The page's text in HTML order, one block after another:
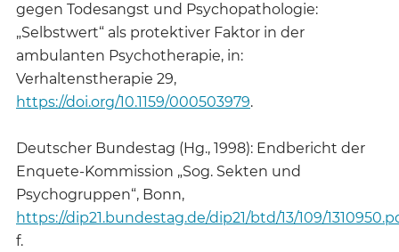
gegen Todesangst und Psychopathologie:
„Selbstwert“ als protektiver Faktor in der
ambulanten Psychotherapie, in:
Verhaltenstherapie 29,
https://doi.org/10.1159/000503979.
Deutscher Bundestag (Hg., 1998): Endbericht der
Enquete-Kommission „Sog. Sekten und
Psychogruppen“, Bonn,
https://dip21.bundestag.de/dip21/btd/13/109/
f.